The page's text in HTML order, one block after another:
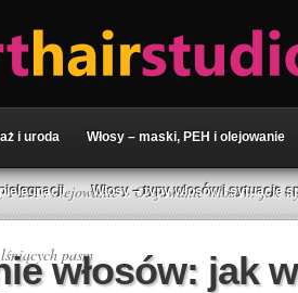
i uroda Włosy – maski, PEH i olejowanie
Włosy – typy włosów i sytuacje
PEH i olejowanie» Olejowanie włosów: jak
pasm
włosów: jak